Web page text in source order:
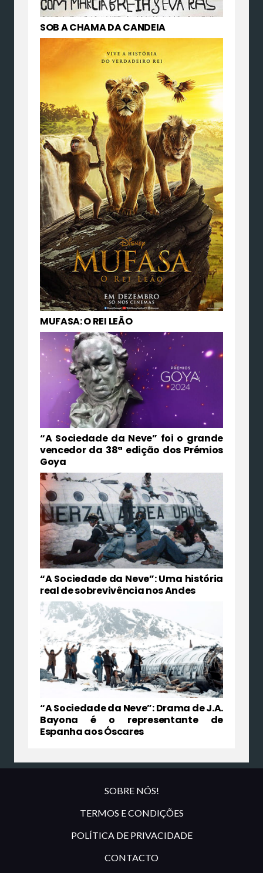
SOB A CHAMA DA CANDEIA
MUFASA: O REI LEÃO
“A Sociedade da Neve” foi o grande
vencedor da 38ª edição dos Prémios
Goya
“A Sociedade da Neve”: Uma história
real de sobrevivência nos Andes
“A Sociedade da Neve”: Drama de J.A.
Bayona é o representante de
Espanha aos Óscares
SOBRE NÓS!
TERMOS E CONDIÇÕES
POLÍTICA DE PRIVACIDADE
CONTACTO